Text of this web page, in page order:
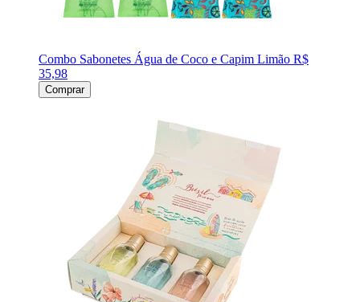
Combo Sabonetes Água de Coco e Capim Limão R$
35,98
Comprar